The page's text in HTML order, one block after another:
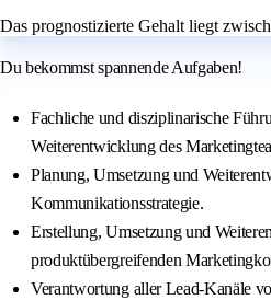
Das prognostizierte Gehalt liegt
Du bekommst spannende Aufgaben!
Fachliche und disziplinarische
Weiterentwicklung des
Planung, Umsetzung und
Kommunikationsstrategie.
Erstellung, Umsetzung und
produktübergreifenden
Verantwortung aller Lead-Kanäle